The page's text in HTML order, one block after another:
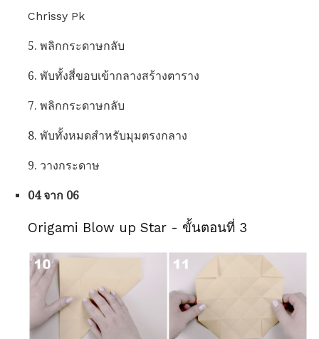
Chrissy Pk
5. พลิกกระดาษกลับ
6. พับทั้งสี่ขอบเข้ากลางสร้างตาราง
7. พลิกกระดาษกลับ
8. พับทั้งหมดสำหรับมุมตรงกลาง
9. วางกระดาษ
04 จาก 06
Origami Blow up Star - ขั้นตอนที่ 3